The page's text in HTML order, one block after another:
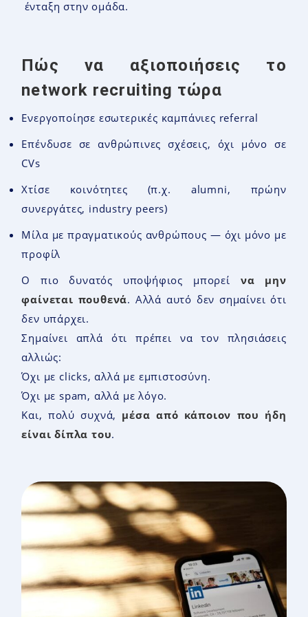
ένταξη στην ομάδα.
Πώς να αξιοποιήσεις το
network recruiting τώρα
Ενεργοποίησε εσωτερικές καμπάνιες referral
Επένδυσε σε ανθρώπινες σχέσεις, όχι μόνο σε
CVs
Χτίσε κοινότητες (π.χ. alumni, πρώην
συνεργάτες, industry peers)
Μίλα με πραγματικούς ανθρώπους — όχι μόνο με
προφίλ
Ο πιο δυνατός υποψήφιος μπορεί να μην
φαίνεται πουθενά. Αλλά αυτό δεν σημαίνει ότι
δεν υπάρχει.
Σημαίνει απλά ότι πρέπει να τον πλησιάσεις
αλλιώς:
Όχι με clicks, αλλά με εμπιστοσύνη.
Όχι με spam, αλλά με λόγο.
Και, πολύ συχνά, μέσα από κάποιον που ήδη
είναι δίπλα του.